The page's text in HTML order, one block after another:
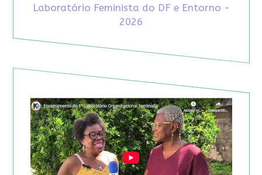
Laboratório Feminista do DF e Entorno -
2026